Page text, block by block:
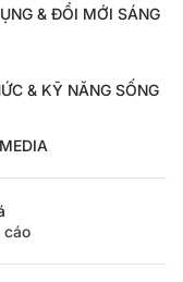
& ĐỔI MỚI SÁNG
& KỸ NĂNG SỐNG
cáo